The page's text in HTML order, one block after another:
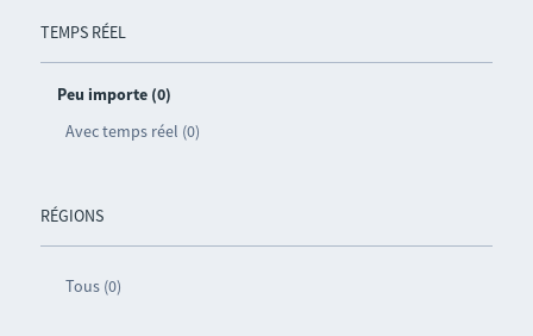
TEMPS RÉEL
Peu importe (0)
Avec temps réel (0)
RÉGIONS
Tous (0)